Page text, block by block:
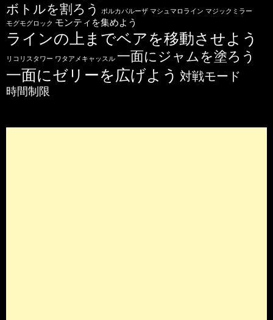
ボトルを割ろう ポルカパルーザ マシュマロライン マジックミラー
モグモグロック モンティを集めよう
ラインの上までベアを移動させよう
リコリスタワー ワタアメキャッスル 一面にジャムを塗ろう
一面にゼリーを広げよう 対戦モード
時間制限